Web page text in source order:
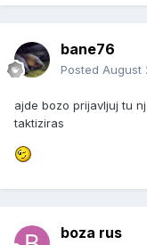
bane76
Posted August
ajde bozo prijavljuj tu
taktiziras
boza rus